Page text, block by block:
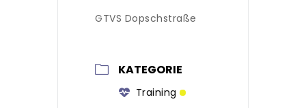
GTVS Dopschstraße
KATEGORIE
Training